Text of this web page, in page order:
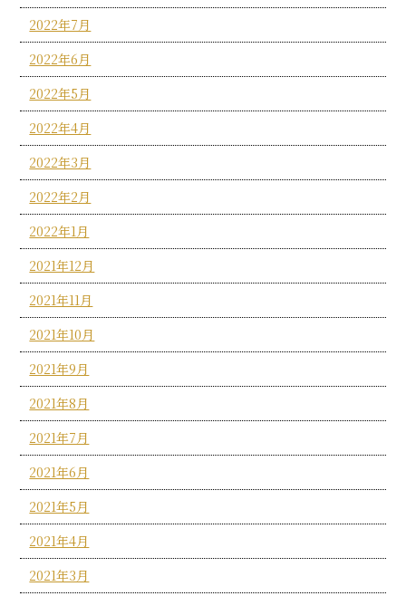
2022年7月
2022年6月
2022年5月
2022年4月
2022年3月
2022年2月
2022年1月
2021年12月
2021年11月
2021年10月
2021年9月
2021年8月
2021年7月
2021年6月
2021年5月
2021年4月
2021年3月